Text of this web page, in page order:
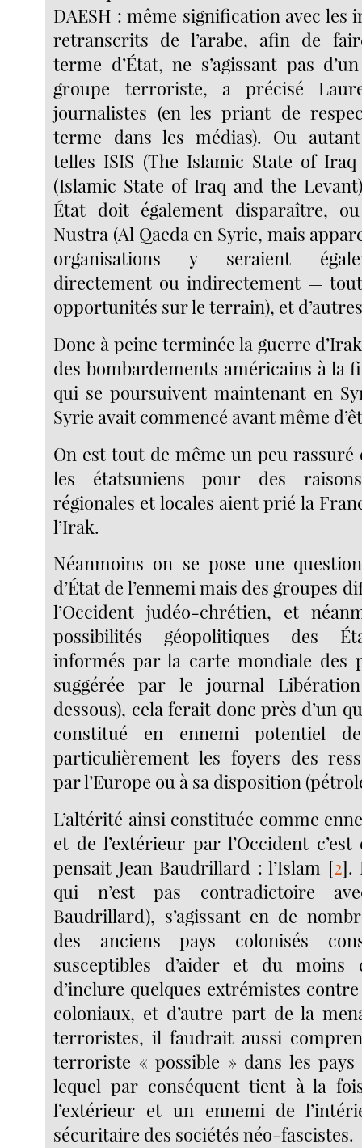
DAESH : même signification avec les
retranscrits de l’arabe, afin de
terme d’État, ne s’agissant pas
groupe terroriste, a précisé
journalistes (en les priant de
terme dans les médias). Ou autant
telles ISIS (The Islamic State of
(Islamic State of Iraq and the Levant)
État doit également disparaître,
Nustra (Al Qaeda en Syrie, mais
organisations y seraient
directement ou indirectement —
opportunités sur le terrain), et
Donc à peine terminée la guerre
des bombardements américains à la
qui se poursuivent maintenant en
Syrie avait commencé avant même
On est tout de même un peu rassuré
les étatsuniens pour des
régionales et locales aient prié la
l’Irak.
Néanmoins on se pose une
d’État de l’ennemi mais des groupes
l’Occident judéo-chrétien, et
possibilités géopolitiques des
informés par la carte mondiale des
suggérée par le journal
dessous), cela ferait donc près d’un
constitué en ennemi potentiel
particulièrement les foyers des
par l’Europe ou à sa disposition
L’altérité ainsi constituée comme
et de l’extérieur par l’Occident
pensait Jean Baudrillard : l’Islam [2].
qui n’est pas contradictoire
Baudrillard), s’agissant en de
des anciens pays colonisés
susceptibles d’aider et du
d’inclure quelques extrémistes
coloniaux, et d’autre part de la
terroristes, il faudrait aussi
terroriste « possible » dans les
lequel par conséquent tient à la
l’extérieur et un ennemi de
sécuritaire des sociétés néo-fascistes.